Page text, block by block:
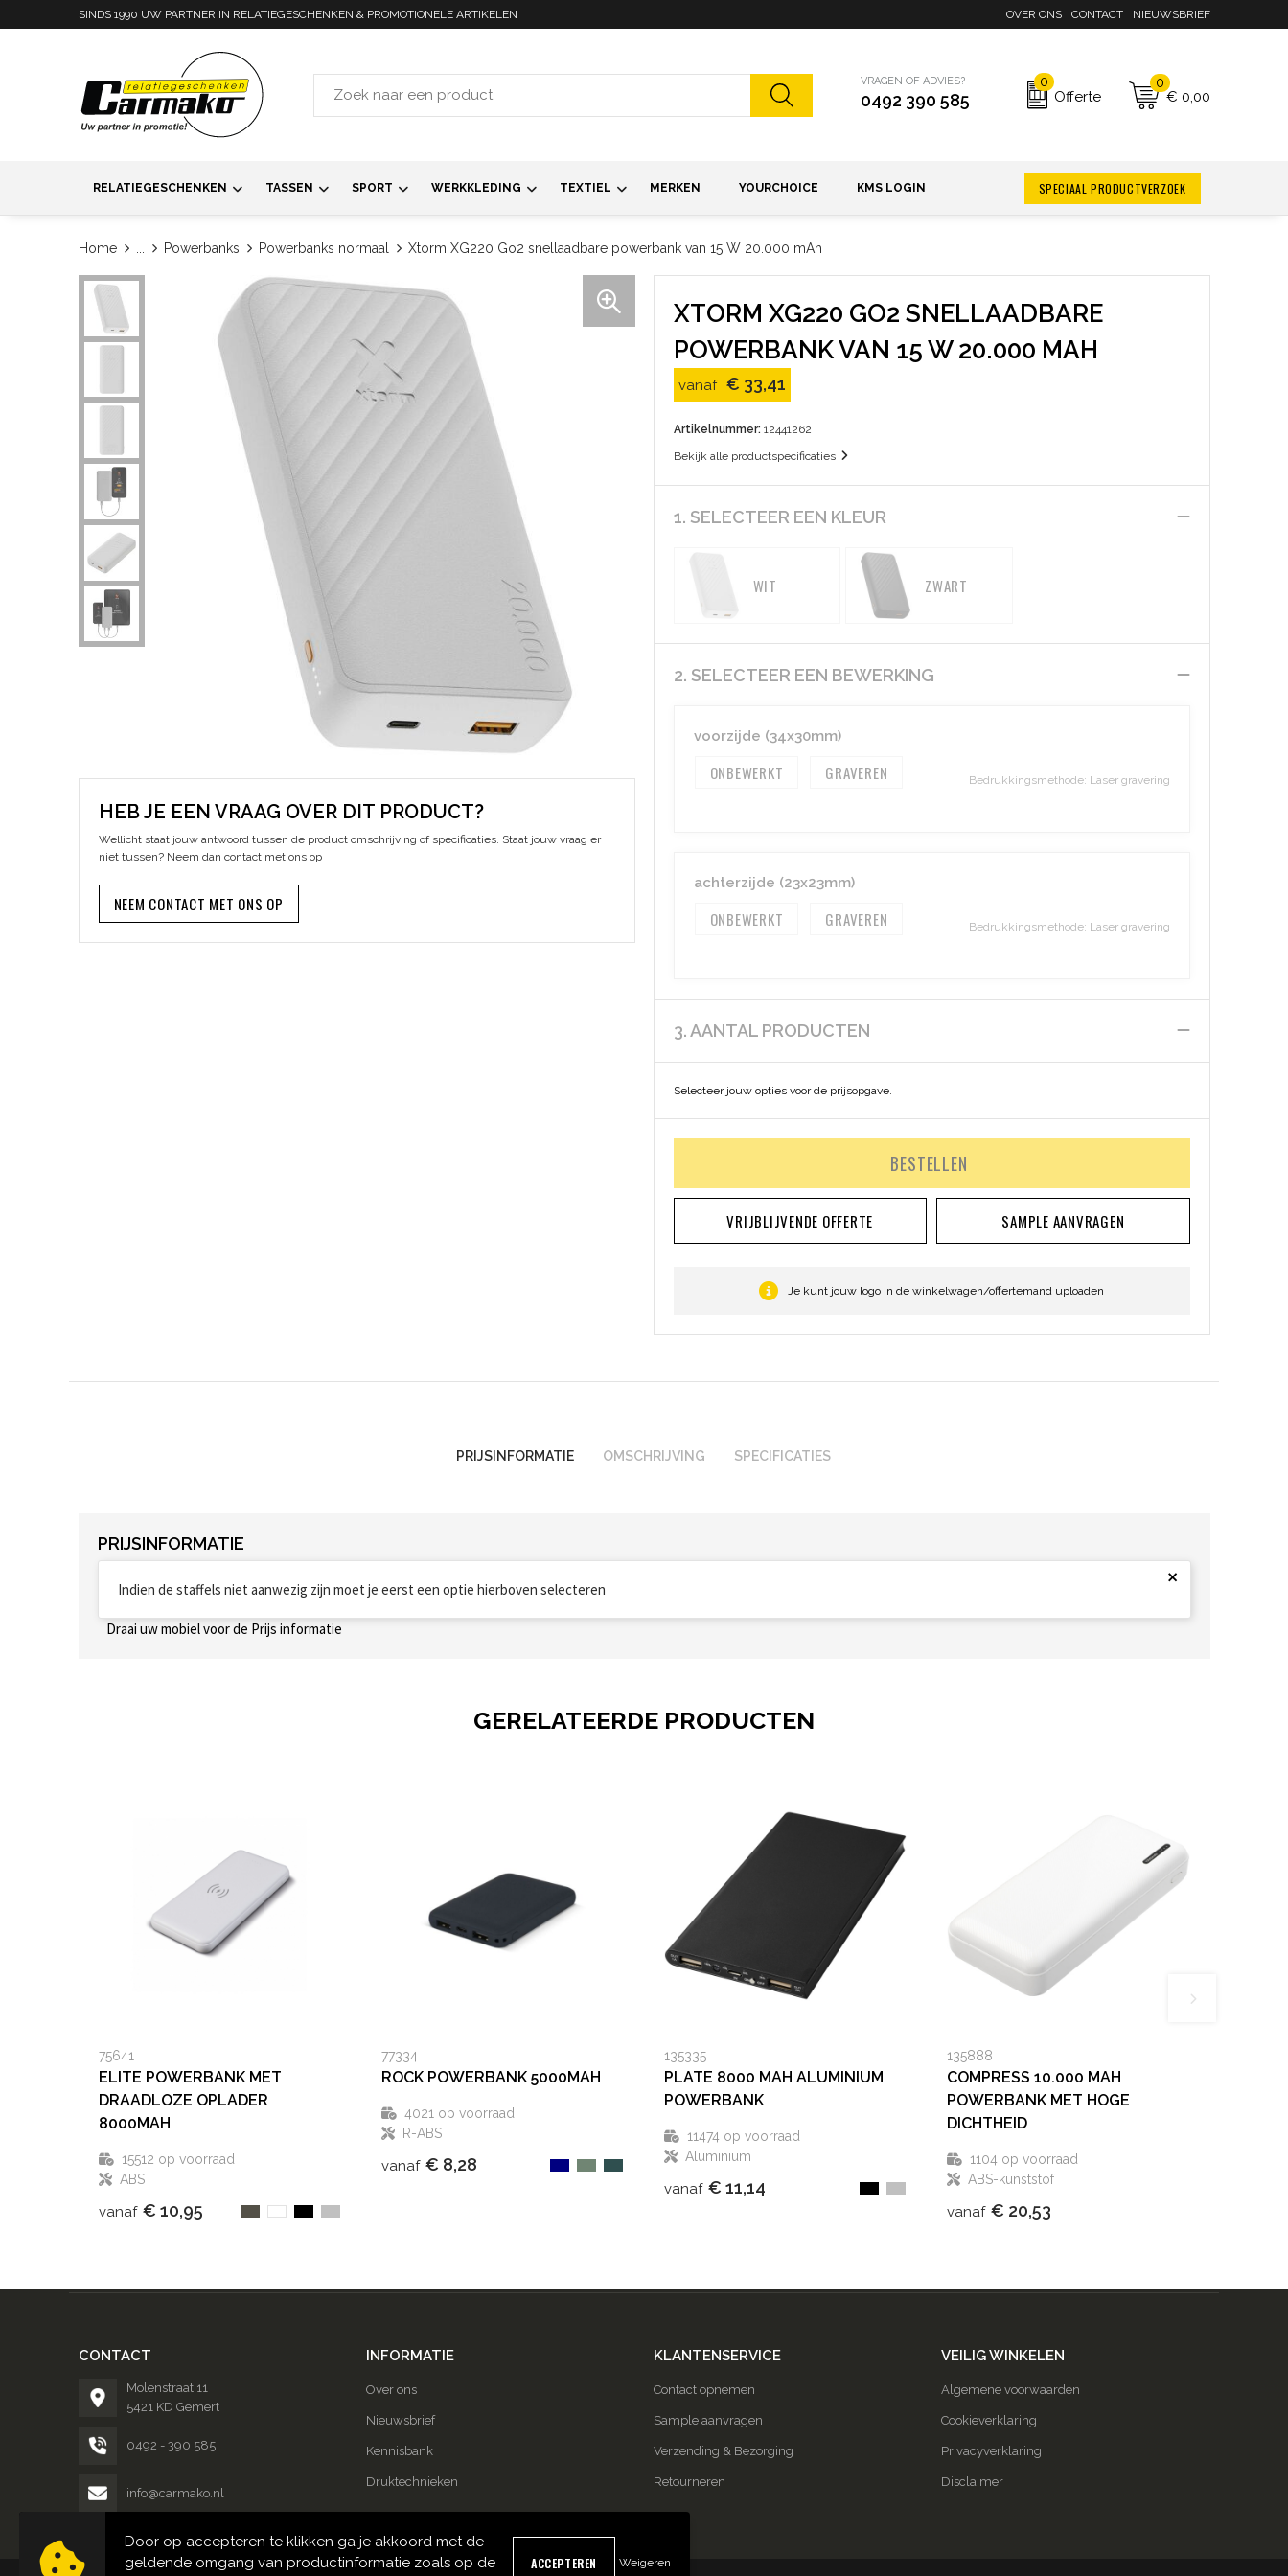
SINDS 1990 UW PARTNER IN RELATIEGESCHENKEN & PROMOTIONELE ARTIKELEN OVER ONS CONTACT NIEUWSBRIEF
VRAGEN OF ADVIES?
0492 390 585
0
Offerte
0
€ 0,00
RELATIEGESCHENKEN TASSEN SPORT WERKKLEDING TEXTIEL MERKEN YOURCHOICE KMS LOGIN SPECIAAL PRODUCTVERZOEK
Home Powerbanks Powerbanks normaal Xtorm XG220 Go2 snellaadbare powerbank van 15 W 20.000 mAh
HEB JE EEN VRAAG OVER DIT PRODUCT?
Wellicht staat jouw antwoord tussen de product omschrijving of specificaties. Staat jouw vraag er
niet tussen? Neem dan contact met ons op
NEEM CONTACT MET ONS OP
XTORM XG220 GO2 SNELLAADBARE
POWERBANK VAN 15 W 20.000 MAH
vanaf € 33,41
Artikelnummer: 12441262
Bekijk alle productspecificaties
1. SELECTEER EEN KLEUR
WIT ZWART
2. SELECTEER EEN BEWERKING
voorzijde (34x30mm)
ONBEWERKT GRAVEREN Bedrukkingsmethode: Laser gravering
achterzijde (23x23mm)
ONBEWERKT GRAVEREN Bedrukkingsmethode: Laser gravering
3. AANTAL PRODUCTEN
Selecteer jouw opties voor de prijsopgave.
BESTELLEN
VRIJBLIJVENDE OFFERTE SAMPLE AANVRAGEN
Je kunt jouw logo in de winkelwagen/offertemand uploaden
PRIJSINFORMATIE OMSCHRIJVING SPECIFICATIES
PRIJSINFORMATIE
Indien de staffels niet aanwezig zijn moet je eerst een optie hierboven selecteren ×
Draai uw mobiel voor de Prijs informatie
GERELATEERDE PRODUCTEN
75641
ELITE POWERBANK MET
DRAADLOZE OPLADER
8000MAH
15512 op voorraad
ABS
vanaf € 10,95
77334
ROCK POWERBANK 5000MAH
4021op voorraad
R-ABS
vanaf € 8,28
135335
PLATE 8000 MAH ALUMINIUM
POWERBANK
11474 op voorraad
Aluminium
vanaf € 11,14
135888
COMPRESS 10.000 MAH
POWERBANK MET HOGE
DICHTHEID
1104 op voorraad
ABS-kunststof
vanaf € 20,53
CONTACT
Molenstraat 11
5421 KD Gemert
0492 - 390 585
info@carmako.nl
INFORMATIE
Over ons
Nieuwsbrief
Kennisbank
Druktechnieken
KLANTENSERVICE
Contact opnemen
Sample aanvragen
Verzending & Bezorging
Retourneren
VEILIG WINKELEN
Algemene voorwaarden
Cookieverklaring
Privacyverklaring
Disclaimer
Door op accepteren te klikken ga je akkoord met de
geldende omgang van productinformatie zoals op de
Weigeren